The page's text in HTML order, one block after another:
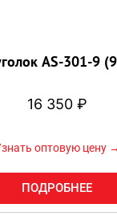
AS-301-9
16 350 ₽
оптовую цену →
ПОДРОБНЕЕ